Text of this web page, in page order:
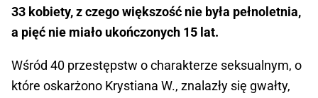
33 kobiety, z czego większość nie była pełnoletnia,
a pięć nie miało ukończonych 15 lat.
Wśród 40 przestępstw o charakterze seksualnym, o
które oskarżono Krystiana W., znalazły się gwałty,